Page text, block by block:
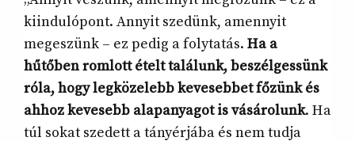
kiindulópont. Annyit szedünk, amennyit
megeszünk – ez pedig a folytatás. Ha a
hűtőben romlott ételt találunk, beszélgessünk
róla, hogy legközelebb kevesebbet főzünk és
ahhoz kevesebb alapanyagot is vásárolunk. Ha
túl sokat szedett a tányérjába és nem tudja